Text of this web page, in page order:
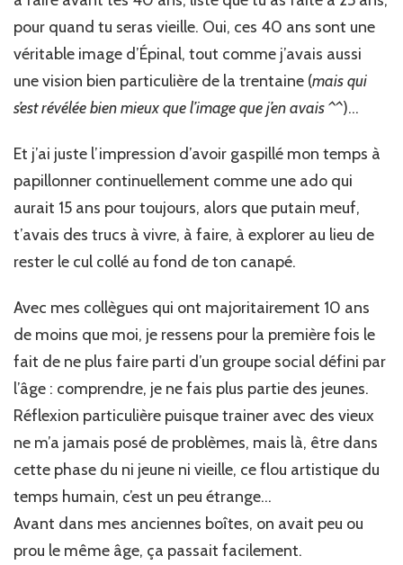
pour quand tu seras vieille. Oui, ces 40 ans sont une
véritable image d’Épinal, tout comme j’avais aussi
une vision bien particulière de la trentaine (mais qui
s’est révélée bien mieux que l’image que j’en avais ^^)…
Et j’ai juste l’impression d’avoir gaspillé mon temps à
papillonner continuellement comme une ado qui
aurait 15 ans pour toujours, alors que putain meuf,
t’avais des trucs à vivre, à faire, à explorer au lieu de
rester le cul collé au fond de ton canapé.
Avec mes collègues qui ont majoritairement 10 ans
de moins que moi, je ressens pour la première fois le
fait de ne plus faire parti d’un groupe social défini par
l’âge : comprendre, je ne fais plus partie des jeunes.
Réflexion particulière puisque trainer avec des vieux
ne m’a jamais posé de problèmes, mais là, être dans
cette phase du ni jeune ni vieille, ce flou artistique du
temps humain, c’est un peu étrange…
Avant dans mes anciennes boîtes, on avait peu ou
prou le même âge, ça passait facilement.